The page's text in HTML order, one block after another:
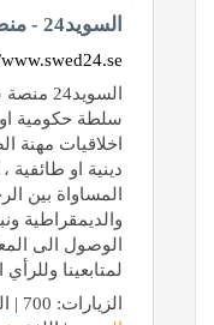
السويد24 - منصة إعلامية سُويدية
سلطة حكومية
اخلاقيات مهنة
المساواة بين
والديمقراطية
الوصول الى
لمتابعينا
الزيارات: 700 | التقييم: 0 | المقيّمين: 0 | الدولة: